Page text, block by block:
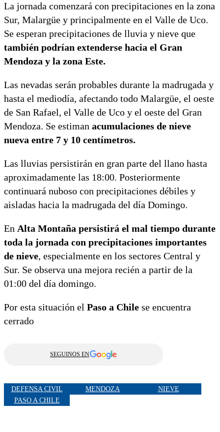
La jornada comenzará con precipitaciones en la zona
Sur, Malargüe y principalmente en el Valle de Uco.
Se esperan precipitaciones de lluvia y nieve que
también podrían extenderse hacia el Gran
Mendoza y la zona Este.
Las nevadas serán probables durante la madrugada y
hasta el mediodía, afectando todo Malargüe, el oeste
de San Rafael, el Valle de Uco y el oeste del Gran
Mendoza. Se estiman acumulaciones de nieve
nueva entre 7 y 10 centímetros.
Las lluvias persistirán en gran parte del llano hasta
aproximadamente las 18:00. Posteriormente
continuará nuboso con precipitaciones débiles y
aisladas hacia la madrugada del día Domingo.
En Alta Montaña persistirá el mal tiempo durante
toda la jornada con precipitaciones importantes
de nieve, especialmente en los sectores Central y
Sur. Se observa una mejora recién a partir de la
01:00 del día domingo.
Por esta situación el Paso a Chile se encuentra
cerrado
SEGUINOS EN
DEFENSA CIVIL MENDOZA
NIEVE
PASO A CHILE